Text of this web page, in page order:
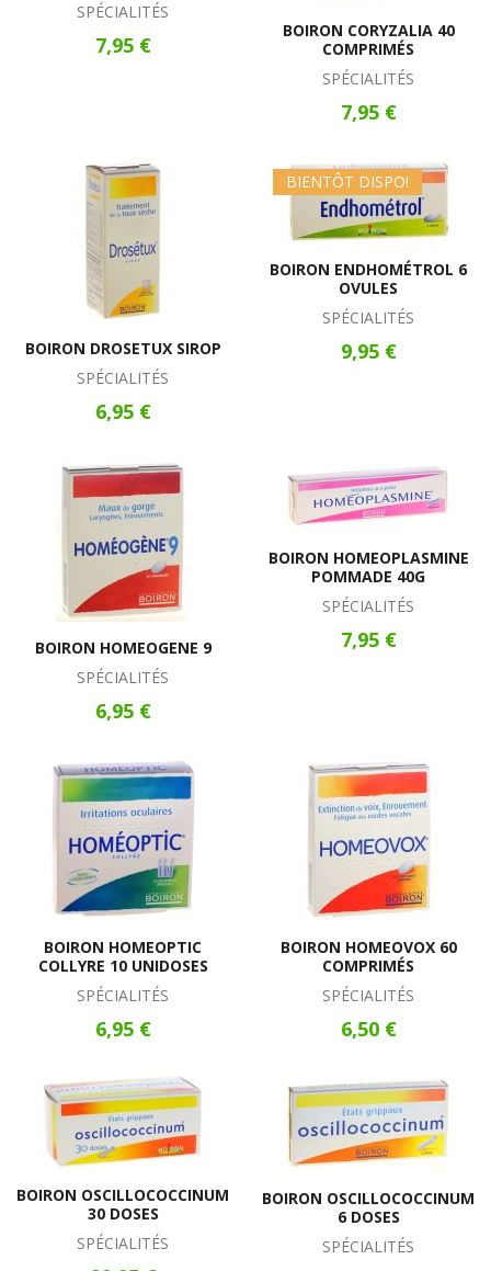
SPÉCIALITÉS
7,95 €
BOIRON CORYZALIA 40
COMPRIMÉS
SPÉCIALITÉS
7,95 €
BOIRON DROSETUX SIROP
SPÉCIALITÉS
6,95 €
BIENTÔT DISPO!
BOIRON ENDHOMÉTROL 6
OVULES
SPÉCIALITÉS
9,95 €
BOIRON HOMEOGENE 9
SPÉCIALITÉS
6,95 €
BOIRON HOMEOPLASMINE
POMMADE 40G
SPÉCIALITÉS
7,95 €
BOIRON HOMEOPTIC
COLLYRE 10 UNIDOSES
SPÉCIALITÉS
6,95 €
BOIRON HOMEOVOX 60
COMPRIMÉS
SPÉCIALITÉS
6,50 €
BOIRON OSCILLOCOCCINUM
30 DOSES
SPÉCIALITÉS
BOIRON OSCILLOCOCCINUM
6 DOSES
SPÉCIALITÉS